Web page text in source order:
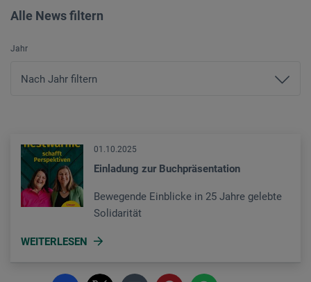
Alle News filtern
Jahr
01.10.2025
Einladung zur Buchpräsentation
Bewegende Einblicke in 25 Jahre gelebte
Solidarität
WEITERLESEN